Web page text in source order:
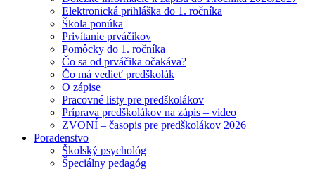
Elektronická prihláška do 1. ročníka
Škola ponúka
Privítanie prváčikov
Pomôcky do 1. ročníka
Čo sa od prváčika očakáva?
Čo má vedieť predškolák
O zápise
Pracovné listy pre predškolákov
Príprava predškolákov na zápis – video
ZVONÍ – časopis pre predškolákov 2026
Poradenstvo
Školský psychológ
Špeciálny pedagóg